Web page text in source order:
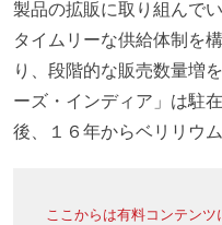
製品の拡販に取り組んで
タイムリーな供給体制を
り、段階的な販売数量増
ーズ・インディア」は駐
後、１６年からベリリウ
ここからは有料コンテン